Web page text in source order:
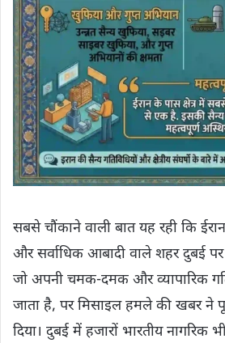
सबसे चौंकाने वाली बात यह रही कि
और सर्वाधिक आबादी वाले शहर दुबई
जो अपनी चमक-दमक और व्यापारिक
जाता है, पर मिसाइल हमले की खबर ने
दिया। दुबई में हजारों भारतीय